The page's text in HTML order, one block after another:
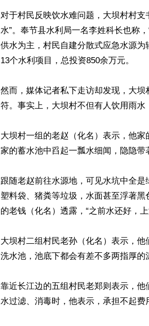
对于村民反映饮水难问题，大坝村村支
水”。奉节县水利局一名李姓科长也称
供水为主，村民自建分散式应急水源为
13个水利项目，总投资850余万元。
然而，媒体记者私下走访却发现，大
符。事实上，大坝村不但有人饮用雨水
大坝村一组的老赵（化名）表示，他
家的蓄水池中舀起一瓢水细闻，隐隐带
跟随老赵前往水源地，可见水坑中全
塑料袋、猪粪等垃圾，水面甚至浮著
的老钱（化名）透露，“之前水还好，
大坝村二组村民老孙（化名）表示，他
洗水池，池底下都会有差不多两指厚的
靠近长江边的五组村民老郑则表示，
水过滤、消毒时，他表示，承担不起费